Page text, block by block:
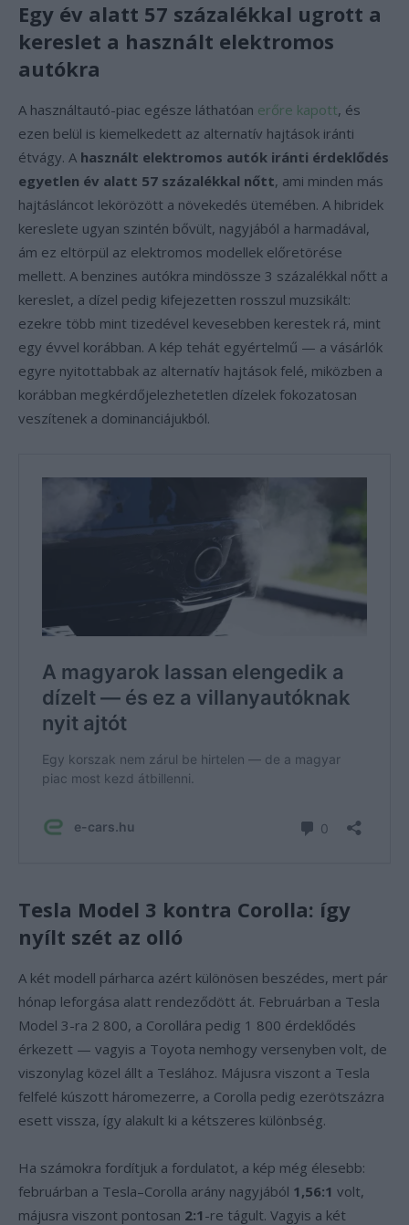
Egy év alatt 57 százalékkal ugrott a
kereslet a használt elektromos
autókra
A használtautó-piac egésze láthatóan erőre kapott, és
ezen belül is kiemelkedett az alternatív hajtások iránti
étvágy. A használt elektromos autók iránti érdeklődés
egyetlen év alatt 57 százalékkal nőtt, ami minden más
hajtásláncot lekörözött a növekedés ütemében. A hibridek
kereslete ugyan szintén bővült, nagyjából a harmadával,
ám ez eltörpül az elektromos modellek előretörése
mellett. A benzines autókra mindössze 3 százalékkal nőtt a
kereslet, a dízel pedig kifejezetten rosszul muzsikált:
ezekre több mint tizedével kevesebben kerestek rá, mint
egy évvel korábban. A kép tehát egyértelmű — a vásárlók
egyre nyitottabbak az alternatív hajtások felé, miközben a
korábban megkérdőjelezhetetlen dízelek fokozatosan
veszítenek a dominanciájukból.
Tesla Model 3 kontra Corolla: így
nyílt szét az olló
A két modell párharca azért különösen beszédes, mert pár
hónap leforgása alatt rendeződött át. Februárban a Tesla
Model 3-ra 2 800, a Corollára pedig 1 800 érdeklődés
érkezett — vagyis a Toyota nemhogy versenyben volt, de
viszonylag közel állt a Teslához. Májusra viszont a Tesla
felfelé kúszott háromezerre, a Corolla pedig ezerötszázra
esett vissza, így alakult ki a kétszeres különbség.
Ha számokra fordítjuk a fordulatot, a kép még élesebb:
februárban a Tesla–Corolla arány nagyjából 1,56:1 volt,
májusra viszont pontosan 2:1 -re tágult. Vagyis a két